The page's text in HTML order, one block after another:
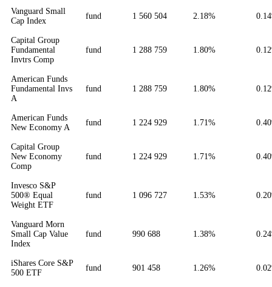
Vanguard Small
Cap Index
fund 1 560 504 2.18%
Capital Group
Fundamental
Invtrs Comp
fund 1 288 759 1.80%
American Funds
Fundamental Invs
A
fund 1 288 759 1.80%
American Funds
New Economy A
fund 1 224 929 1.71%
Capital Group
New Economy
Comp
fund 1 224 929 1.71%
Invesco S&P
500® Equal
Weight ETF
fund 1 096 727 1.53%
Vanguard Morn
Small Cap Value
Index
fund 990 688 1.38%
iShares Core S&P
500 ETF
fund 901 458 1.26%